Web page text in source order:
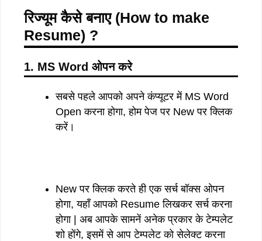
रिज्यूम कैसे बनाए (How to make
Resume) ?
1. MS Word ओपन करे
सबसे पहले आपको अपने कंप्यूटर में MS Word
Open करना होगा, होम पेज पर New पर क्लिक
करें।
New पर क्लिक करते ही एक सर्च बॉक्स ओपन
होगा, यहाँ आपको Resume लिखकर सर्च करना
होगा | अब आपके सामनें अनेक प्रकार के टेम्पलेट
शो होंगे, इसमें से आप टेम्पलेट को सेलेक्ट करना